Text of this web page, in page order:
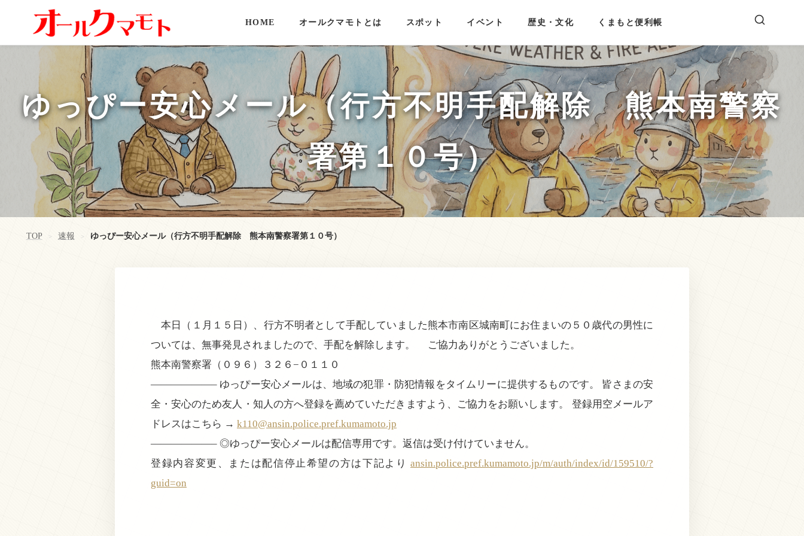
HOME オールクマモトとは スポット イベント 歴史・文化 くまもと便利帳
ゆっぴー安心メール（行方不明手配解除 熊本南警察
署第１０号）
TOP > 速報 > ゆっぴー安心メール（行方不明手配解除 熊本南警察署第１０号）
本日（１月１５日）、行方不明者として手配していました熊本市南区城南町にお住まいの５０歳代の男性に
ついては、無事発見されましたので、手配を解除します。 ご協力ありがとうございました。
熊本南警察署（０９６）３２６−０１１０
——————– ゆっぴー安心メールは、地域の犯罪・防犯情報をタイムリーに提供するものです。 皆さまの安
全・安心のため友人・知人の方へ登録を薦めていただきますよう、ご協力をお願いします。 登録用空メールア
ドレスはこちら → k110@ansin.police.pref.kumamoto.jp
——————– ◎ゆっぴー安心メールは配信専用です。返信は受け付けていません。
登録内容変更、または配信停止希望の方は下記より ansin.police.pref.kumamoto.jp/m/auth/index/id/159510/?
guid=on